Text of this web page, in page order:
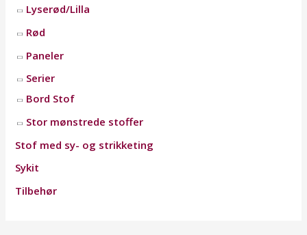
Lyserød/Lilla
Rød
Paneler
Serier
Bord Stof
Stor mønstrede stoffer
Stof med sy- og strikketing
Sykit
Tilbehør